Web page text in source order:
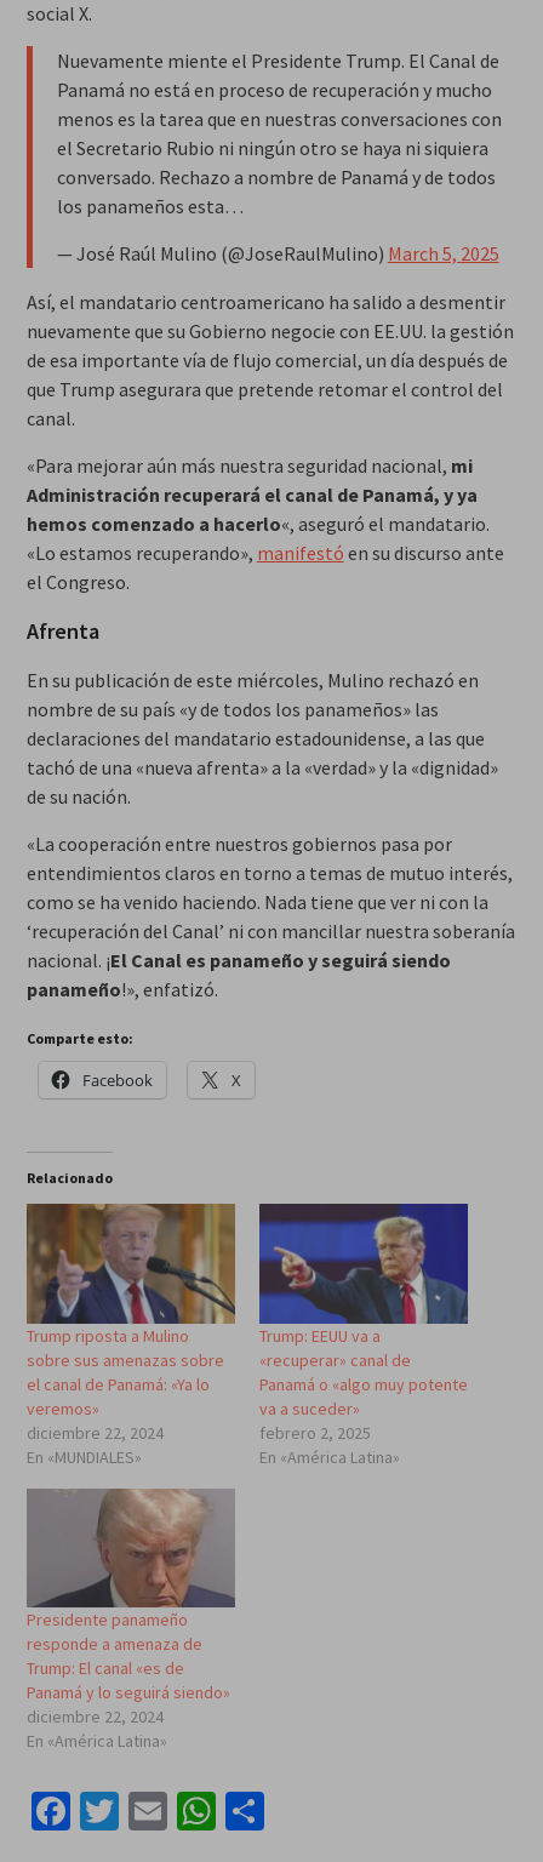
social X.
Nuevamente miente el Presidente Trump. El Canal de
Panamá no está en proceso de recuperación y mucho
menos es la tarea que en nuestras conversaciones con
el Secretario Rubio ni ningún otro se haya ni siquiera
conversado. Rechazo a nombre de Panamá y de todos
los panameños esta…
— José Raúl Mulino (@JoseRaulMulino) March 5, 2025
Así, el mandatario centroamericano ha salido a desmentir
nuevamente que su Gobierno negocie con EE.UU. la gestión
de esa importante vía de flujo comercial, un día después de
que Trump asegurara que pretende retomar el control del
canal.
«Para mejorar aún más nuestra seguridad nacional, mi
Administración recuperará el canal de Panamá, y ya
hemos comenzado a hacerlo«, aseguró el mandatario.
«Lo estamos recuperando», manifestó en su discurso ante
el Congreso.
Afrenta
En su publicación de este miércoles, Mulino rechazó en
nombre de su país «y de todos los panameños» las
declaraciones del mandatario estadounidense, a las que
tachó de una «nueva afrenta» a la «verdad» y la «dignidad»
de su nación.
«La cooperación entre nuestros gobiernos pasa por
entendimientos claros en torno a temas de mutuo interés,
como se ha venido haciendo. Nada tiene que ver ni con la
‘recuperación del Canal’ ni con mancillar nuestra soberanía
nacional. ¡El Canal es panameño y seguirá siendo
panameño!», enfatizó.
Comparte esto:
Facebook X
Relacionado
Trump riposta a Mulino
sobre sus amenazas sobre
el canal de Panamá: «Ya lo
veremos»
diciembre 22, 2024
En «MUNDIALES»
Trump: EEUU va a
«recuperar» canal de
Panamá o «algo muy potente
va a suceder»
febrero 2, 2025
En «América Latina»
Presidente panameño
responde a amenaza de
Trump: El canal «es de
Panamá y lo seguirá siendo»
diciembre 22, 2024
En «América Latina»
Facebook
Twitter
EmailWhatsApp
Compartir